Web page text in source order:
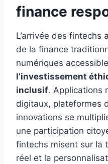
finance
L’arrivée des fintechs
de la finance
numériques
l’investissement
inclusif. Applications
digitaux, plateformes
innovations se
une participation
fintechs misent sur la
réel et la